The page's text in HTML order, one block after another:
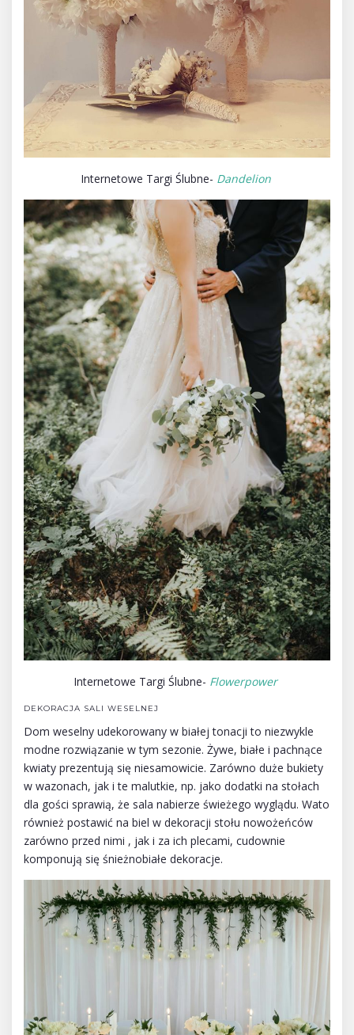
Internetowe Targi Ślubne- Dandelion
Internetowe Targi Ślubne- Flowerpower
DEKORACJA SALI WESELNEJ
Dom weselny udekorowany w białej tonacji to niezwykle
modne rozwiązanie w tym sezonie. Żywe, białe i pachnące
kwiaty prezentują się niesamowicie. Zarówno duże bukiety
w wazonach, jak i te malutkie, np. jako dodatki na stołach
dla gości sprawią, że sala nabierze świeżego wyglądu. Wato
również postawić na biel w dekoracji stołu nowożeńców
zarówno przed nimi , jak i za ich plecami, cudownie
komponują się śnieżnobiałe dekoracje.